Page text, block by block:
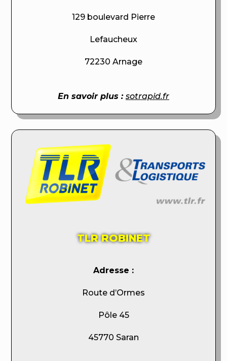
129 boulevard Pierre
Lefaucheux
72230 Arnage
En savoir plus : sotrapid.fr
TLR ROBINET
Adresse :
Route d’Ormes
Pôle 45
45770 Saran